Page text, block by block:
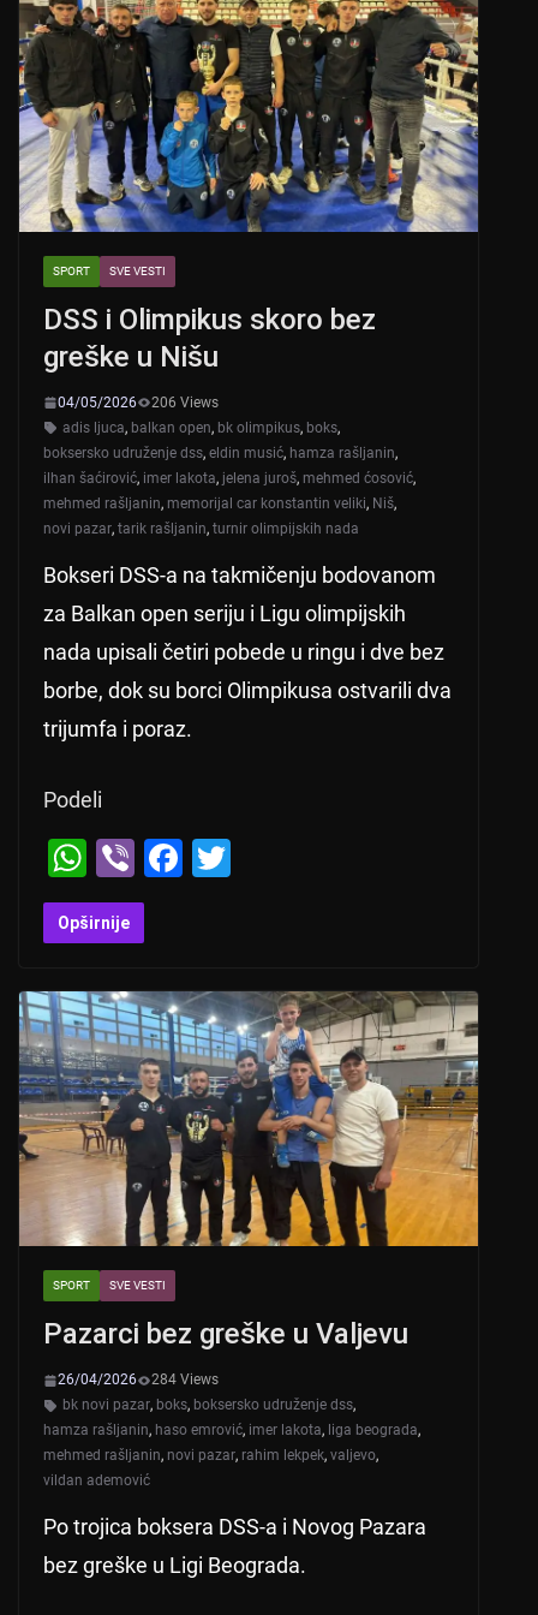
SPORT SVE VESTI
DSS i Olimpikus skoro bez
greške u Nišu
04/05/2026
206 Views
adis ljuca, balkan open, bk olimpikus, boks,
boksersko udruženje dss, eldin musić, hamza rašljanin,
ilhan šaćirović, imer lakota, jelena juroš, mehmed ćosović,
mehmed rašljanin, memorijal car konstantin veliki, Niš,
novi pazar, tarik rašljanin, turnir olimpijskih nada
Bokseri DSS-a na takmičenju bodovanom
za Balkan open seriju i Ligu olimpijskih
nada upisali četiri pobede u ringu i dve bez
borbe, dok su borci Olimpikusa ostvarili dva
trijumfa i poraz.
Podeli
W
h
at
A
p
p
Vi
b
er
F
b
o
o
k
Opširnije
SPORT SVE VESTI
Pazarci bez greške u Valjevu
26/04/2026
284 Views
bk novi pazar, boks, boksersko udruženje dss,
hamza rašljanin, haso emrović, imer lakota, liga beograda,
mehmed rašljanin, novi pazar, rahim lekpek, valjevo,
vildan ademović
Po trojica boksera DSS-a i Novog Pazara
bez greške u Ligi Beograda.